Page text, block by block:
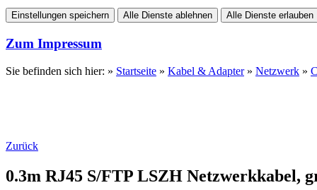
Einstellungen speichern Alle Dienste ablehnen Alle Dienste erlauben
Zum Impressum
Sie befinden sich hier: » Startseite » Kabel & Adapter» Netzwerk »
Zurück
0.3m RJ45 S/FTP LSZH Netzwerkkabel,